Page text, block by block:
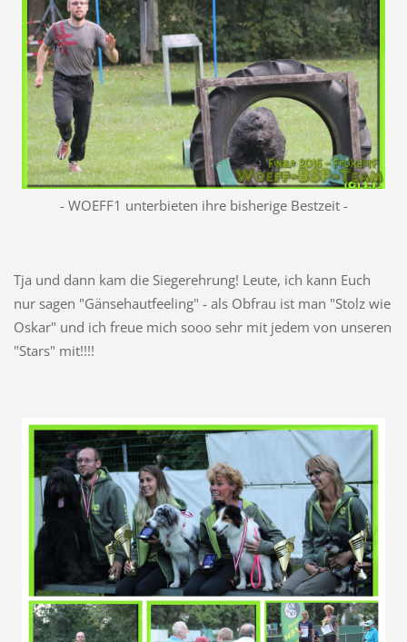
- WOEFF1 unterbieten ihre bisherige Bestzeit -
Tja und dann kam die Siegerehrung! Leute, ich kann Euch
nur sagen "Gänsehautfeeling" - als Obfrau ist man "Stolz wie
Oskar" und ich freue mich sooo sehr mit jedem von unseren
"Stars" mit!!!!